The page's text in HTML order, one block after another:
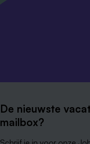
De nieuwste
mailbox?